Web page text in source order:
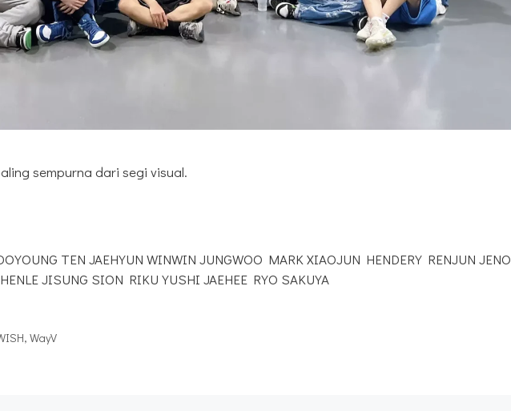
sempurna dari segi visual.
TEN JAEHYUN WINWIN JUNGWOO MARK XIAOJUN HENDERY RENJUN JENO
JISUNG SION RIKU YUSHI JAEHEE RYO SAKUYA
, WayV